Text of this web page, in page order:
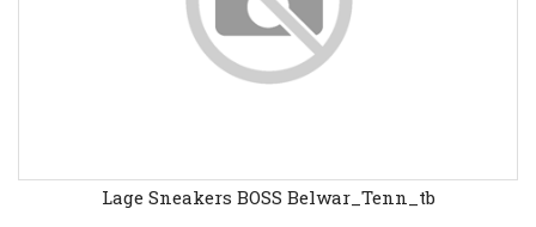
Lage Sneakers BOSS Belwar_Tenn_tb